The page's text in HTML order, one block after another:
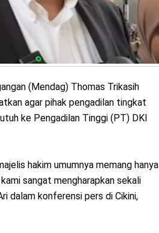
(Mendag) Thomas Trikasih
agar pihak pengadilan tingkat
ke Pengadilan Tinggi (PT) DKI
hakim umumnya memang hanya
sangat mengharapkan sekali
dalam konferensi pers di Cikini,